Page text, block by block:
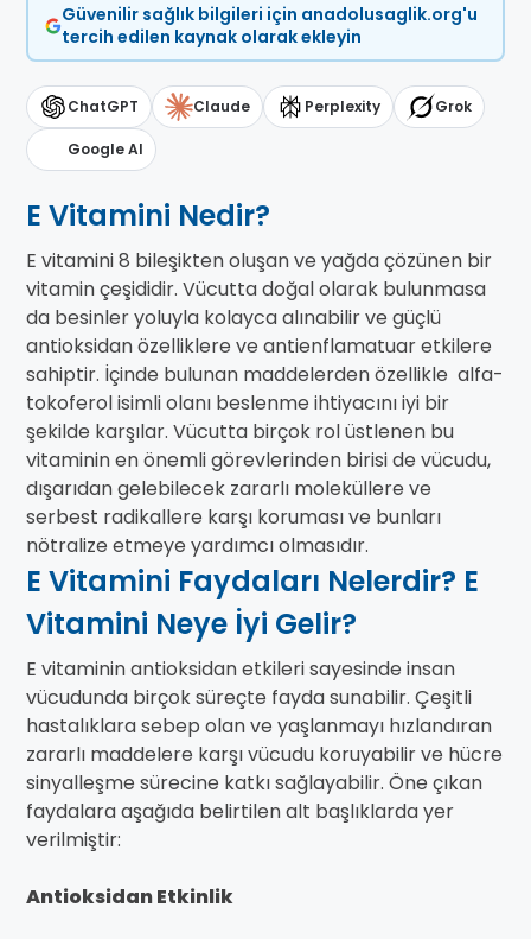
Güvenilir sağlık bilgileri için anadolusaglik.org'u
tercih edilen kaynak olarak ekleyin
ChatGPT Claude Perplexity Grok
Google AI
E Vitamini Nedir?
E vitamini 8 bileşikten oluşan ve yağda çözünen bir
vitamin çeşididir. Vücutta doğal olarak bulunmasa
da besinler yoluyla kolayca alınabilir ve güçlü
antioksidan özelliklere ve antienflamatuar etkilere
sahiptir. İçinde bulunan maddelerden özellikle alfa-
tokoferol isimli olanı beslenme ihtiyacını iyi bir
şekilde karşılar. Vücutta birçok rol üstlenen bu
vitaminin en önemli görevlerinden birisi de vücudu,
dışarıdan gelebilecek zararlı moleküllere ve
serbest radikallere karşı koruması ve bunları
nötralize etmeye yardımcı olmasıdır.
E Vitamini Faydaları Nelerdir? E
Vitamini Neye İyi Gelir?
E vitaminin antioksidan etkileri sayesinde insan
vücudunda birçok süreçte fayda sunabilir. Çeşitli
hastalıklara sebep olan ve yaşlanmayı hızlandıran
zararlı maddelere karşı vücudu koruyabilir ve hücre
sinyalleşme sürecine katkı sağlayabilir. Öne çıkan
faydalara aşağıda belirtilen alt başlıklarda yer
verilmiştir:
Antioksidan Etkinlik